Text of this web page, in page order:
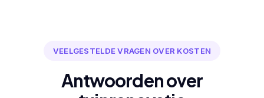
VEELGESTELDE VRAGEN OVER KOSTEN
Antwoorden over